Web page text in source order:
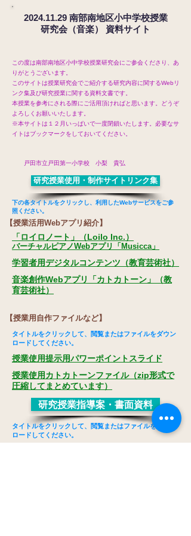
2024.11.29南部南地区小中学校授業
研究会（音楽） 資料サイト
この度は南部南地区小中学校授業研究会にご参会くださり、あ
りがとうございます。
このサイトは授業研究会でご紹介する研究内容に関するWebリ
ンク集及び研究授業に関する資料文書です。
本授業を参考にされる際にご活用頂ければと思います。どうぞ
よろしくお願いいたします。
※本サイトは１２月いっぱいで一度閉鎖いたします。必要なサ
イトはブックマークをしておいてください。
戸田市立戸田第一小学校 小梨 貴弘
研究授業使用・制作サイトリンク集
下の各タイトルをクリックし、利用したWebサービスをご参
照ください。
【授業活用Webアプリ紹介】
「ロイロノート」（Loilo Inc.）
バーチャルピアノWebアプリ「Musicca」
学習者用デジタルコンテンツ（教育芸術社）
音楽創作Webアプリ「カトカトーン」（教
育芸術社）
【授業用自作ファイルなど】
タイトルをクリックして、閲覧またはファイルをダウン
ロードしてください。
授業使用提示用パワーポイントスライド
授業使用カトカトーンファイル（zip形式で
圧縮してまとめています）
研究授業指導案・書面資料
タイトルをクリックして、閲覧またはファイルをダウン
ロードしてください。